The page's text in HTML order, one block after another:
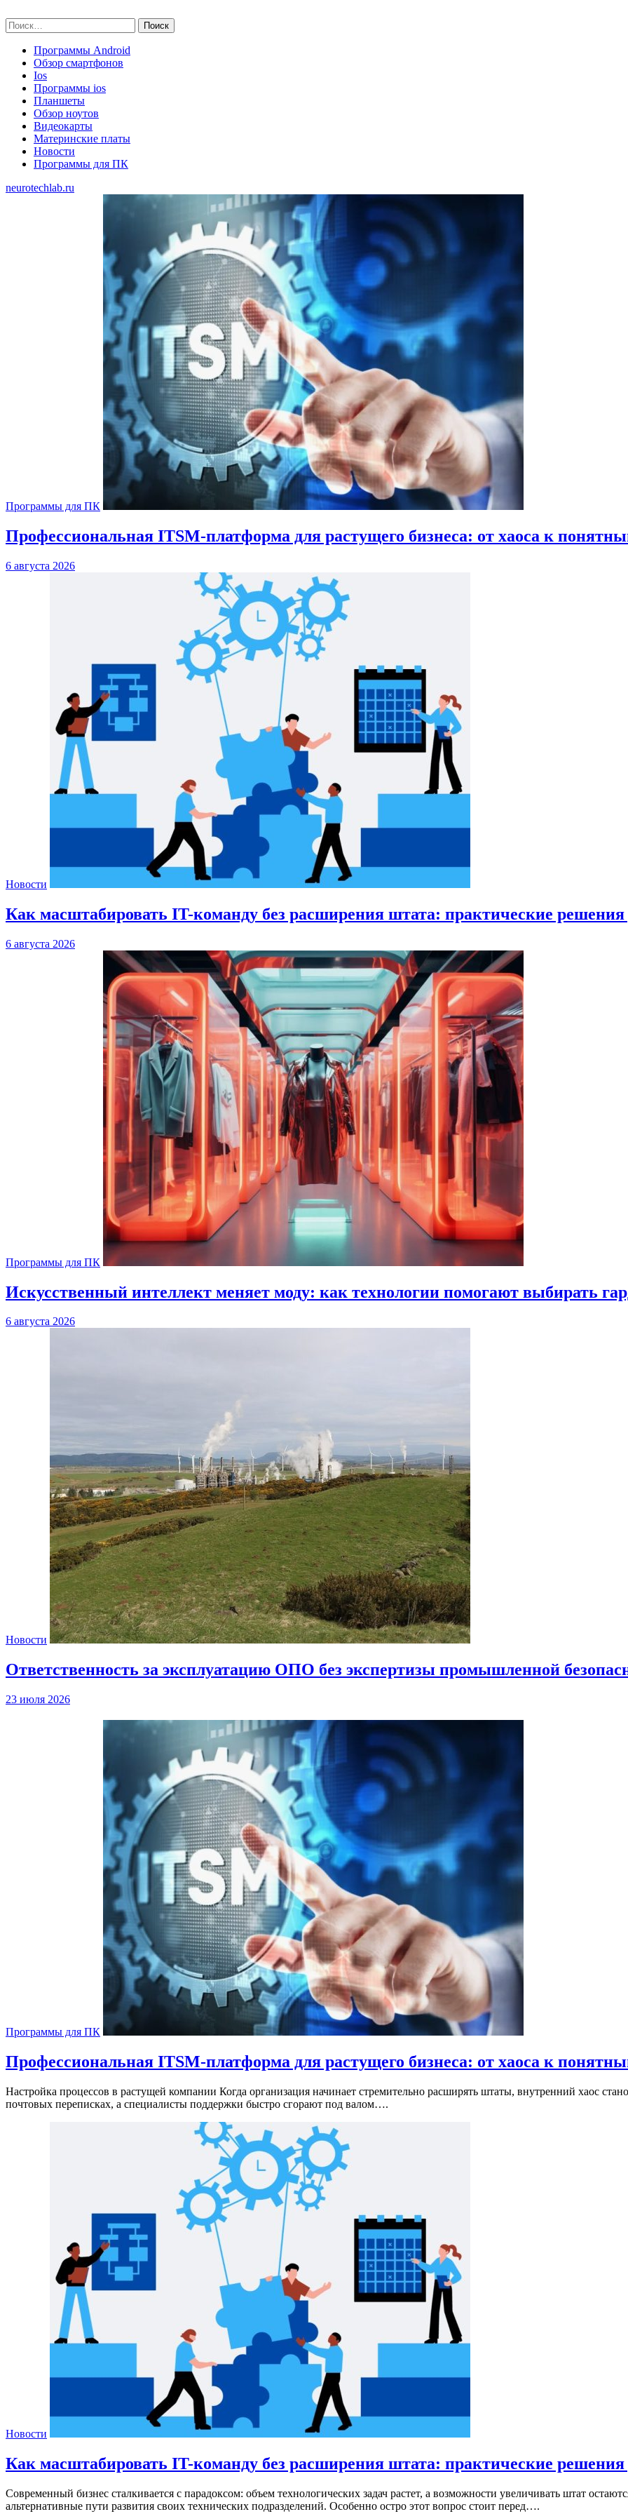
to
content
Найти:
Программы Android
Обзор смартфонов
Ios
Программы ios
Планшеты
Обзор ноутов
Видеокарты
Материнские платы
Новости
Программы для ПК
neurotechlab.ru
Программы для ПК
Профессиональная ITSM-платформа для растущего бизнеса: от хаоса к
6 августа 2026
Новости
Как масштабировать IT-команду без расширения штата: практические решения
6 августа 2026
Программы для ПК
Искусственный интеллект меняет моду: как технологии помогают выбирать
6 августа 2026
Новости
Ответственность за эксплуатацию ОПО без экспертизы промышленной
23 июля 2026
Программы для ПК
Профессиональная ITSM-платформа для растущего бизнеса: от хаоса к
Настройка процессов в растущей компании Когда организация начинает стремительно расширять штаты, внутренний хаос
почтовых переписках, а специалисты поддержки быстро сгорают под валом….
Новости
Как масштабировать IT-команду без расширения штата: практические решения
Современный бизнес сталкивается с парадоксом: объем технологических задач растет, а возможности увеличивать штат
альтернативные пути развития своих технических подразделений. Особенно остро этот вопрос стоит перед….